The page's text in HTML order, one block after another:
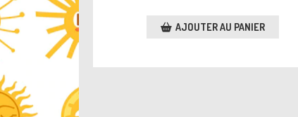
AJOUTER AU PANIER